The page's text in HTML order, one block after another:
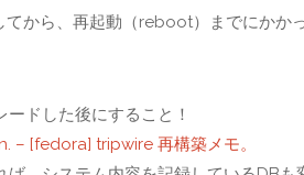
から、再起動（reboot）までにかか
ドした後にすること！
– [fedora] tripwire 再構築メモ。